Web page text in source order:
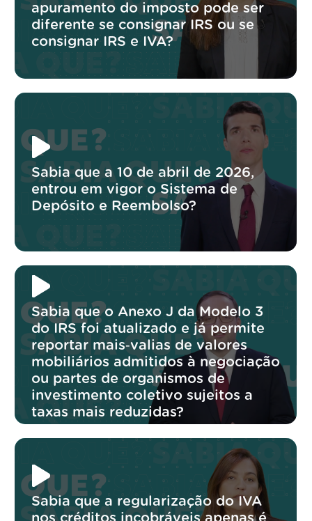
apuramento do imposto pode ser
diferente se consignar IRS ou se
consignar IRS e IVA?
Sabia que a 10 de abril de 2026,
entrou em vigor o Sistema de
Depósito e Reembolso?
Sabia que o Anexo J da Modelo 3
do IRS foi atualizado e já permite
reportar mais‑valias de valores
mobiliários admitidos à negociação
ou partes de organismos de
investimento coletivo sujeitos a
taxas mais reduzidas?
Sabia que a regularização do IVA
nos créditos incobráveis apenas é